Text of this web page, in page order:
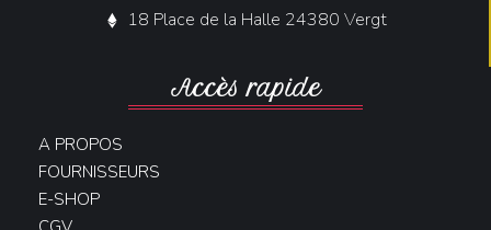
18 Place de la Halle 24380 Vergt
Accès rapide
A PROPOS
FOURNISSEURS
E-SHOP